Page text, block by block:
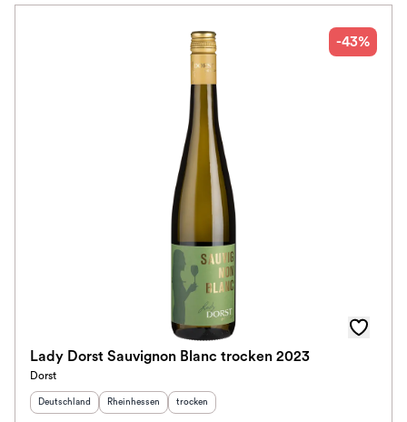
-43%
Lady Dorst Sauvignon Blanc trocken 2023
Dorst
Herkunftsland
Deutschland Herkunftsregion :
Rheinhessen Geschmack
trocken